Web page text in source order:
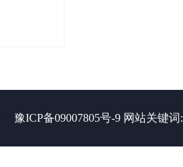
豫ICP备09007805号-9网站关键词: